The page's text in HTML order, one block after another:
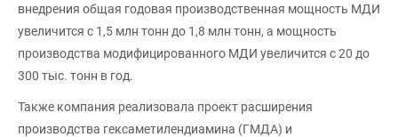
внедрения общая годовая производственная мощность МДИ
увеличится с 1,5 млн тонн до 1,8 млн тонн, а мощность
производства модифицированного МДИ увеличится с 20 до
300 тыс. тонн в год.
Также компания реализовала проект расширения
производства гексаметилендиамина (ГМДА) и